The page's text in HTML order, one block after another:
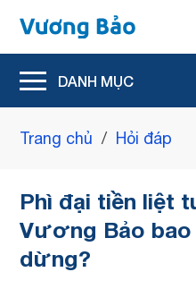
Hỗ trợ giảm rối loạn tiểu tiện
Hỗ trợ giảm kích thước u
Trang chủ / Hỏi đáp
Phì đại tiền liệt
Vương Bảo
dừng?